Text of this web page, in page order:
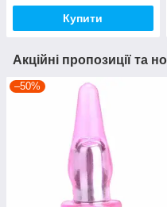
Купити
Акційні пропозиції та
–50%